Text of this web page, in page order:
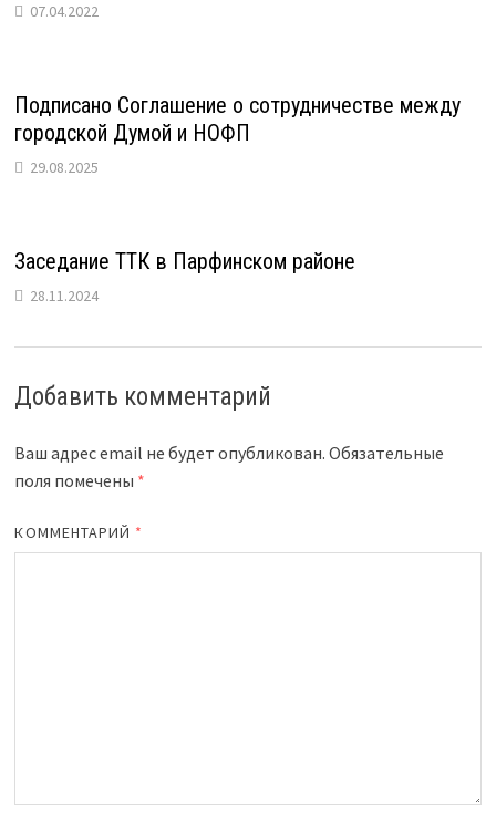
07.04.2022
Подписано Соглашение о сотрудничестве между
городской Думой и НОФП
29.08.2025
Заседание ТТК в Парфинском районе
28.11.2024
Добавить комментарий
Ваш адрес email не будет опубликован. Обязательные
поля помечены *
КОММЕНТАРИЙ *